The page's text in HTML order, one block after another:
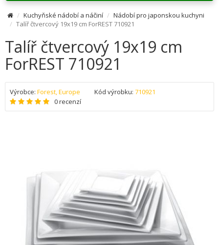
Kuchyňské nádobí a náčiní
Nádobí pro japonskou kuchyni
Talíř čtvercový 19x19 cm ForREST 710921
Talíř čtvercový 19x19 cm
ForREST 710921
Výrobce: Forest, Europe Kód výrobku: 710921
0 recenzí